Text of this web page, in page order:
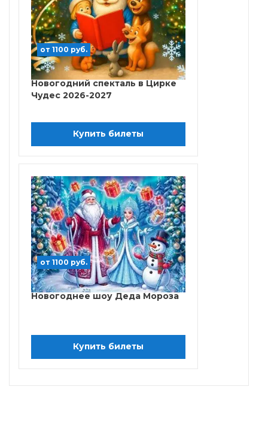
от 1100 руб.
Новогодний спекталь в Цирке
Чудес 2026-2027
Купить билеты
от 1100 руб.
Новогоднее шоу Деда Мороза
Купить билеты